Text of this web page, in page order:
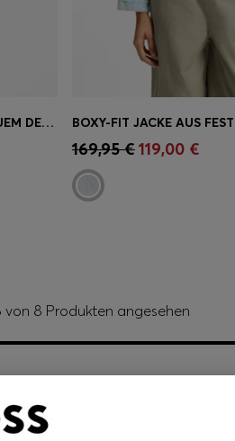
REGULAR-FIT JACKE AUS HELLBLAUEM DENIM
Schnelleinkauf
Größe)
169,95 €119,00 €
von 8 Produkten angesehen